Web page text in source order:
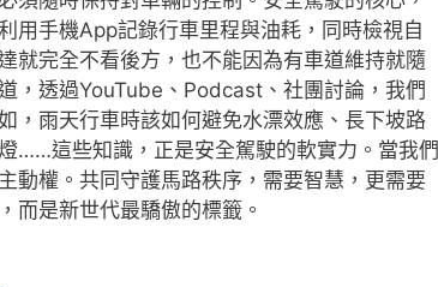
用手機App記錄行車里程與油耗，同時檢視自
就完全不看後方，也不能因為有車道維持就隨
，透過YouTube、Podcast、社團討論，我們
，雨天行車時該如何避免水漂效應、長下坡路
……這些知識，正是安全駕駛的軟實力。當我們
動權。共同守護馬路秩序，需要智慧，更需要
而是新世代最驕傲的標籤。